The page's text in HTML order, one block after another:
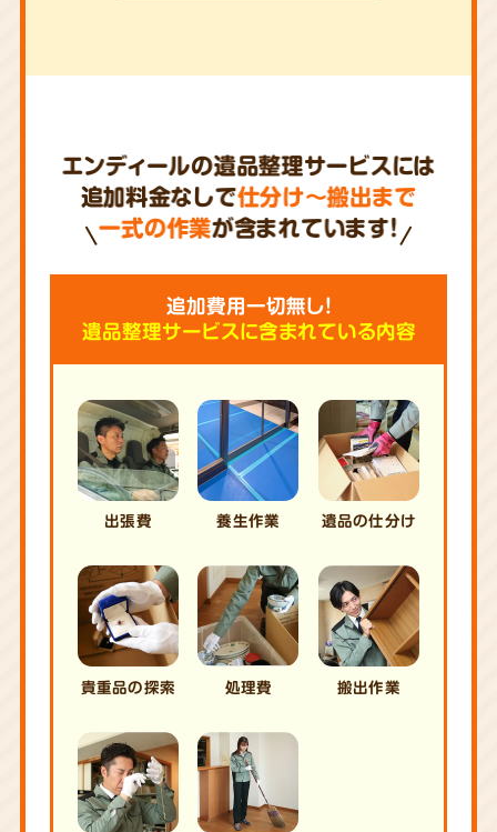
エンディールの遺品整理サービスには
追加料金なしで仕分け～搬出まで
一式の作業が含まれています!
追加費用一切無し!
遺品整理サービスに含まれている内容
出張費 養生作業 遺品の仕分け
貴重品の探索 処理費 搬出作業